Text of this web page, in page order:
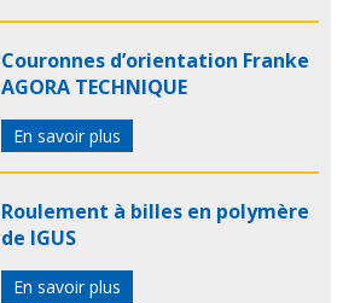
Couronnes d’orientation Franke
AGORA TECHNIQUE
En savoir plus
Roulement à billes en polymère
de IGUS
En savoir plus